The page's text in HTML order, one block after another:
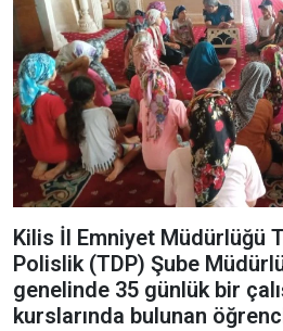
Kilis İl Emniyet Müdürlüğü
Polislik (TDP) Şube
genelinde 35 günlük bir
kurslarında bulunan